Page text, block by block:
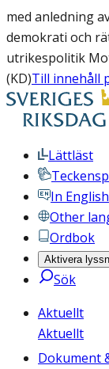
med anledning
demokrati och
utrikespolitik
(KD)Till innehåll
Lättläst
In English
Other
Ordbok
Aktivera
Sök
Aktuellt
Aktuellt
Dokument